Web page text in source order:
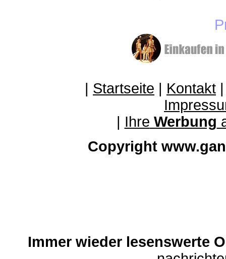
| Startseite | Kontakt
| Ihre Werbung
Copyright
Immer wieder lesenswerte